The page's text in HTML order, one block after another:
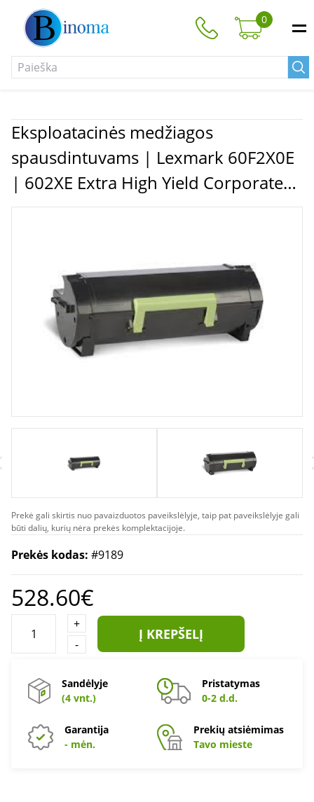
0
Eksploatacinės medžiagos
spausdintuvams | Lexmark 60F2X0E
| 602XE Extra High Yield Corporate
Cartridge (20k) | Cartridge | Black
Prekė gali skirtis nuo pavaizduotos paveikslėlyje, taip pat paveikslėlyje gali
būti dalių, kurių nėra prekės komplektacijoje.
Prekės kodas: #9189
528.60€
+
-
Į KREPŠELĮ
Sandėlyje
(4 vnt.)
Pristatymas
0-2 d.d.
Garantija
- mėn.
Prekių atsiėmimas
Tavo mieste